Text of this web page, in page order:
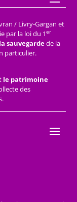
/ Livry-Gargan et
par la loi du 1er
la sauvegardede la
particulier.
le patrimoine
des